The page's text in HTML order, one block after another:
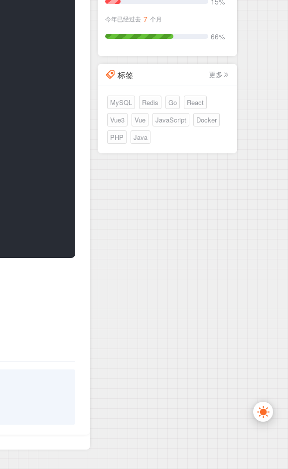
今年已经过去 7 个月
66%
标签 更多
MySQL Redis Go
React
Vue3
Vue JavaScript
Docker
PHP
Java